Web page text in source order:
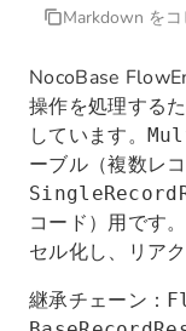
Markdown をコ
NocoBase
操作を処理する
しています。
ーブル（複数レコ
コード）用です
セル化し、リア
継承チェーン：